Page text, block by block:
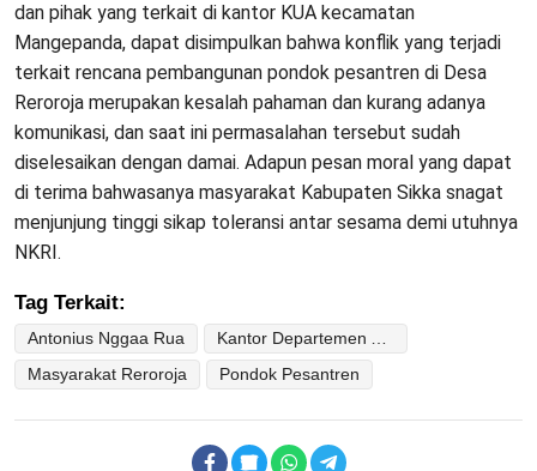
dan pihak yang terkait di kantor KUA kecamatan
Mangepanda, dapat disimpulkan bahwa konflik yang terjadi
terkait rencana pembangunan pondok pesantren di Desa
Reroroja merupakan kesalah pahaman dan kurang adanya
komunikasi, dan saat ini permasalahan tersebut sudah
diselesaikan dengan damai. Adapun pesan moral yang dapat
di terima bahwasanya masyarakat Kabupaten Sikka snagat
menjunjung tinggi sikap toleransi antar sesama demi utuhnya
NKRI.
Tag Terkait:
Antonius Nggaa Rua
Kantor Departemen Agama Sikka NTT
Masyarakat Reroroja
Pondok Pesantren